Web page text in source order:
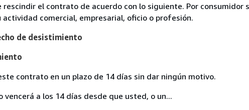
rescindir el contrato de acuerdo con lo siguiente. Por
actividad comercial, empresarial, oficio o profesión.
de desistimiento
contrato en un plazo de 14 días sin dar ningún motivo.
a los 14 días desde que usted, o un...